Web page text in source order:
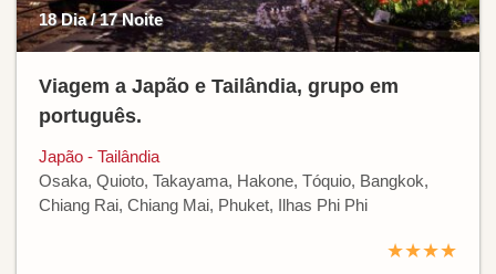
18 Dia / 17 Noite
Viagem a Japão e Tailândia, grupo em
português.
Japão - Tailândia
Osaka, Quioto, Takayama, Hakone, Tóquio, Bangkok,
Chiang Rai, Chiang Mai, Phuket, Ilhas Phi Phi
★★★★